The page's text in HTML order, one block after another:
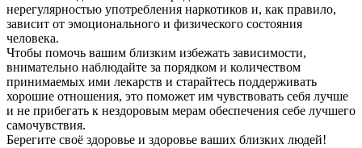
нерегулярностью употребления наркотиков и, как правило,
зависит от эмоционального и физического состояния
человека.
Чтобы помочь вашим близким избежать зависимости,
внимательно наблюдайте за порядком и количеством
принимаемых ими лекарств и старайтесь поддерживать
хорошие отношения, это поможет им чувствовать себя лучше
и не прибегать к нездоровым мерам обеспечения себе лучшего
самочувствия.
Берегите своё здоровье и здоровье ваших близких людей!